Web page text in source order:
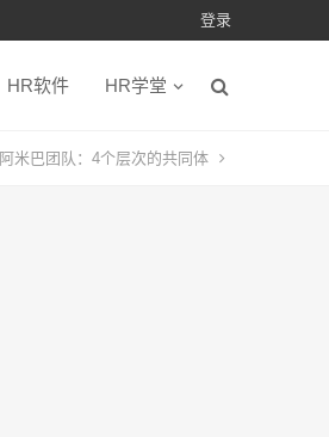
登录
HR软件 HR学堂
阿米巴团队：4个层次的共同体